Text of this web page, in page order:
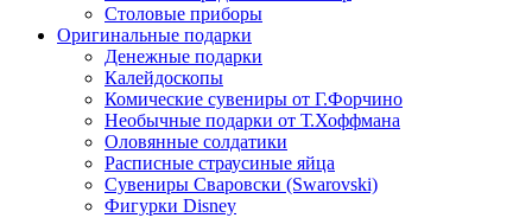
Столовые приборы
Оригинальные подарки
Денежные подарки
Калейдоскопы
Комические сувениры от Г.Форчино
Необычные подарки от Т.Хоффмана
Оловянные солдатики
Расписные страусиные яйца
Сувениры Сваровски (Swarovski)
Фигурки Disney